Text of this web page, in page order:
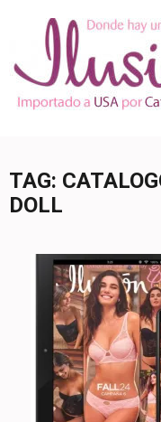
content
(Press
TAG:
DOLL